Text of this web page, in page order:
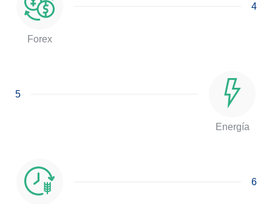
4
Forex
5
Energía
6